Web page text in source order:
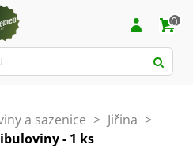
0
a sazenice > Jiřina >
- 1 ks